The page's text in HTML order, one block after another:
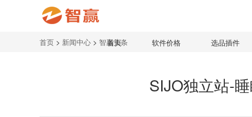
首页 软件价格 选品插件
首页 > 新闻中心 > 智赢头条
SIJO独立站-